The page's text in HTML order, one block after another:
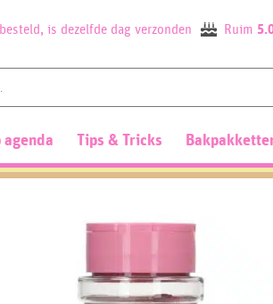
is dezelfde dag verzonden Ruim
agenda Tips & Tricks